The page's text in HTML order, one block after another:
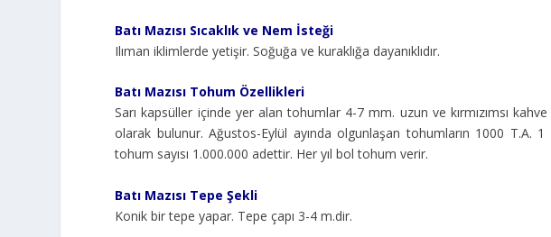
Batı Mazısı Sıcaklık ve Nem İsteği
Ilıman iklimlerde yetişir. Soğuğa ve kuraklığa dayanıklıdır.
Batı Mazısı Tohum Özellikleri
Sarı kapsüller içinde yer alan tohumlar 4-7 mm. uzun ve kırmızımsı
olarak bulunur. Ağustos-Eylül ayında olgunlaşan tohumların 1000
tohum sayısı 1.000.000 adettir. Her yıl bol tohum verir.
Batı Mazısı Tepe Şekli
Konik bir tepe yapar. Tepe çapı 3-4 m.dir.